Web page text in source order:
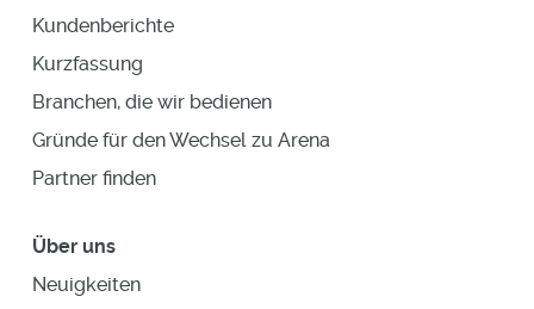
Kundenberichte
Kurzfassung
Branchen, die wir bedienen
Gründe für den Wechsel zu Arena
Partner finden
Über uns
Neuigkeiten